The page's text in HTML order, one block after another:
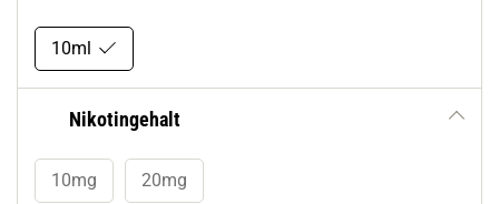
10ml
Nikotingehalt
10mg 20mg